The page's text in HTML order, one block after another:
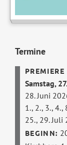
Termine
Samstag,
28. Juni
1., 2., 3., 4.,
25., 29. Juli